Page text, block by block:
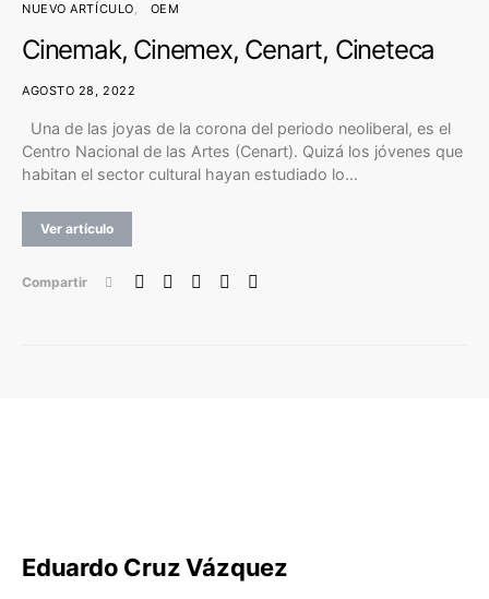
NUEVO ARTÍCULO OEM
Cinemak, Cinemex, Cenart, Cineteca
AGOSTO 28, 2022
Una de las joyas de la corona del periodo neoliberal, es el
Centro Nacional de las Artes (Cenart). Quizá los jóvenes que
habitan el sector cultural hayan estudiado lo…
Ver artículo
Compartir
Eduardo Cruz Vázquez